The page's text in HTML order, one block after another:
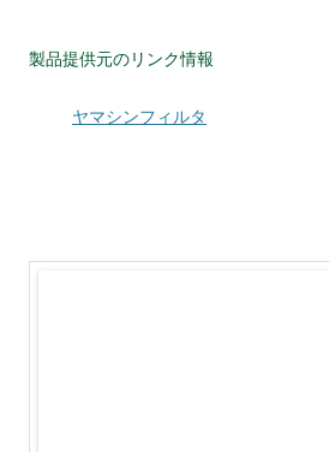
製品提供元のリンク情報
ヤマシンフィルタ